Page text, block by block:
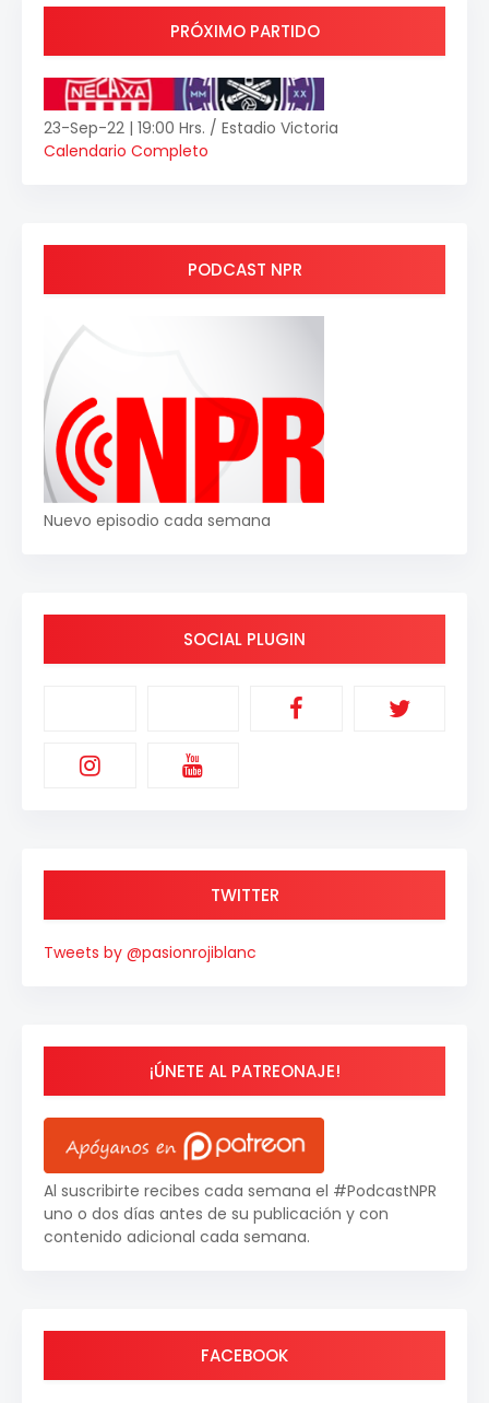
PRÓXIMO PARTIDO
23-Sep-22 | 19:00 Hrs. / Estadio Victoria
Calendario Completo
PODCAST NPR
Nuevo episodio cada semana
SOCIAL PLUGIN
TWITTER
Tweets by @pasionrojiblanc
¡ÚNETE AL PATREONAJE!
Al suscribirte recibes cada semana el #PodcastNPR
uno o dos días antes de su publicación y con
contenido adicional cada semana.
FACEBOOK